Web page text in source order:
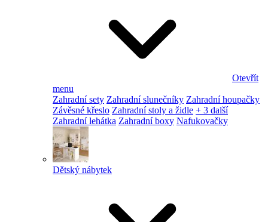
Otevřít
menu
Zahradní sety Zahradní slunečníky Zahradní houpačky
Závěsné křeslo Zahradní stoly a židle + 3 další
Zahradní lehátka Zahradní boxy Nafukovačky
Dětský nábytek